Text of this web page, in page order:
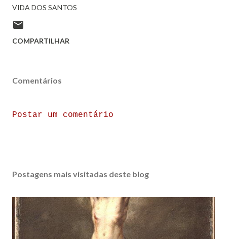
VIDA DOS SANTOS
COMPARTILHAR
Comentários
Postar um comentário
Postagens mais visitadas deste blog